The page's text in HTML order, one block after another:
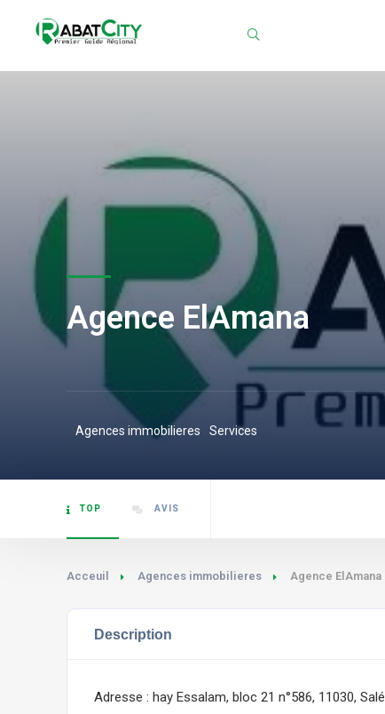
Agence ElAmana
Agences immobilieres Services
TOP AVIS
Acceuil Agences immobilieres Agence ElAmana
Description
Adresse : hay Essalam, bloc 21 n°586, 11030, Salé